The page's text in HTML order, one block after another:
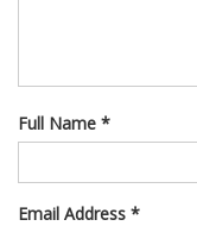
Full Name *
Email Address *